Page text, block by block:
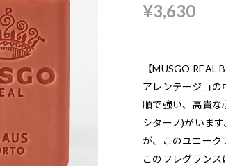
¥3,630
【MUSGO REAL
アレンテージョの
順で強い、高貴な
シターノ)がいま
が、このユニーク
このフレグラン